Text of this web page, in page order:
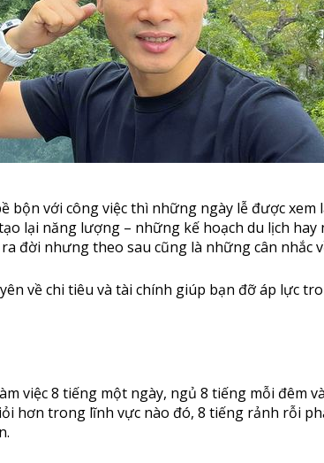
bộn với công việc thì những ngày lễ được xem
lại năng lượng – những kế hoạch du lịch hay
đời nhưng theo sau cũng là những cân nhắc
về chi tiêu và tài chính giúp bạn đỡ áp lực
việc 8 tiếng một ngày, ngủ 8 tiếng mỗi đêm
hơn trong lĩnh vực nào đó, 8 tiếng rảnh rỗi